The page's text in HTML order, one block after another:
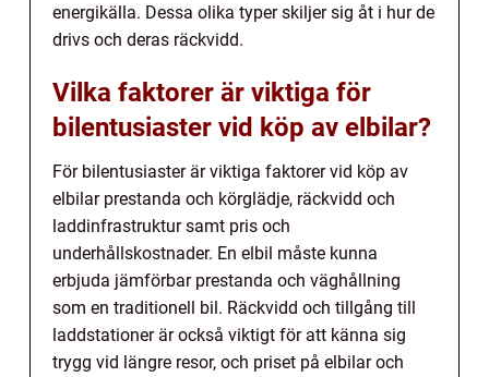
energikälla. Dessa olika typer skiljer sig åt i hur de
drivs och deras räckvidd.
Vilka faktorer är viktiga för
bilentusiaster vid köp av elbilar?
För bilentusiaster är viktiga faktorer vid köp av
elbilar prestanda och körglädje, räckvidd och
laddinfrastruktur samt pris och
underhållskostnader. En elbil måste kunna
erbjuda jämförbar prestanda och väghållning
som en traditionell bil. Räckvidd och tillgång till
laddstationer är också viktigt för att känna sig
trygg vid längre resor, och priset på elbilar och